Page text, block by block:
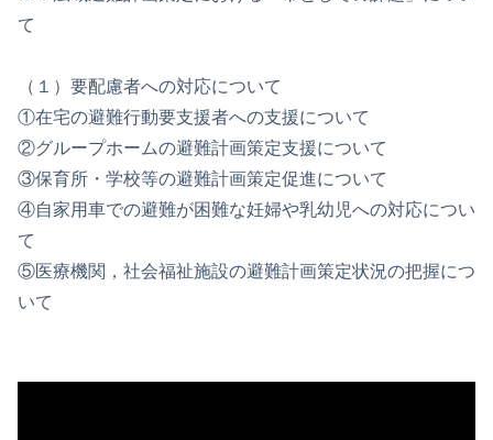
て
（１）要配慮者への対応について
①在宅の避難行動要支援者への支援について
②グループホームの避難計画策定支援について
③保育所・学校等の避難計画策定促進について
④自家用車での避難が困難な妊婦や乳幼児への対応につい
て
⑤医療機関，社会福祉施設の避難計画策定状況の把握につ
いて